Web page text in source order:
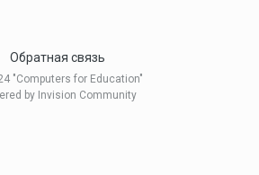
Обратная связь
"Computers for Education"
by Invision Community